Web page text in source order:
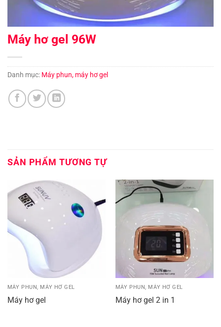
Máy hơ gel 96W
Danh mục: Máy phun, máy hơ gel
SẢN PHẨM TƯƠNG TỰ
MÁY PHUN, MÁY HƠ GEL
Máy hơ gel
MÁY PHUN, MÁY HƠ GEL
Máy hơ gel 2 in 1